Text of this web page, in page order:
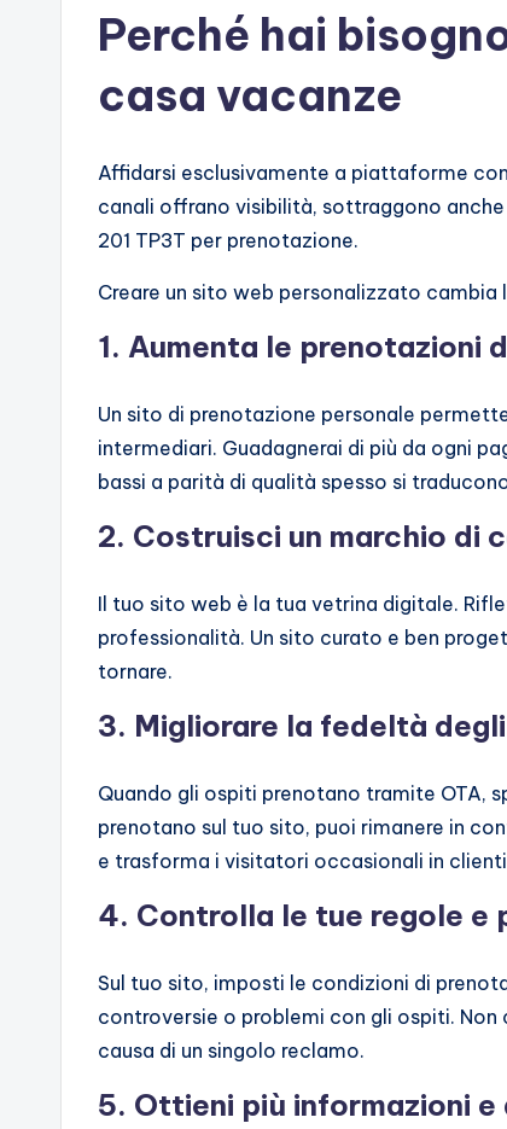
Perché hai
casa vacanze
Affidarsi esclusivamente a piattaforme
canali offrano visibilità, sottraggono
201 TP3T per prenotazione.
Creare un sito web personalizzato cambia
1. Aumenta le prenotazioni
Un sito di prenotazione personale
intermediari. Guadagnerai di più da ogni
bassi a parità di qualità spesso si
2. Costruisci un marchio di
Il tuo sito web è la tua vetrina digitale.
professionalità. Un sito curato e ben
tornare.
3. Migliorare la fedeltà
Quando gli ospiti prenotano tramite OTA,
prenotano sul tuo sito, puoi rimanere in
e trasforma i visitatori occasionali in
4. Controlla le tue regole e
Sul tuo sito, imposti le condizioni di
controversie o problemi con gli ospiti.
causa di un singolo reclamo.
5. Ottieni più informazioni e